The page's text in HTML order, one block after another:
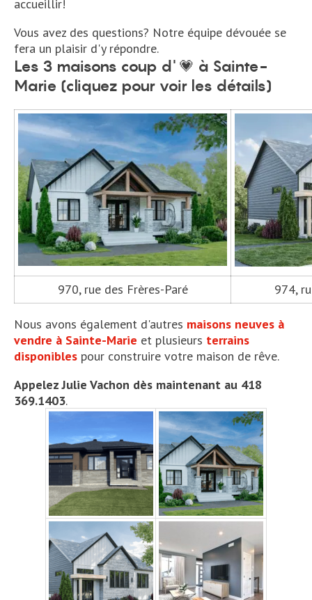
accueillir!
Vous avez des questions? Notre équipe dévouée se
fera un plaisir d'y répondre.
Les 3 maisons coup d' 💗 à Sainte-
Marie (cliquez pour voir les détails)
970, rue des Frères-Paré 974,
Nous avons également d'autres maisons neuves à
vendre à Sainte-Marie et plusieurs terrains
disponibles pour construire votre maison de rêve.
Appelez Julie Vachon dès maintenant au 418
369.1403.